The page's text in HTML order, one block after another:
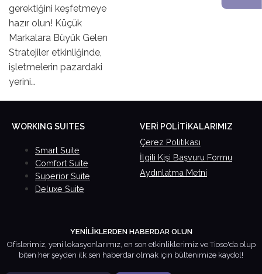
gerektiğini keşfetmeye
hazır olun! Küçük
Markalara Büyük Gelen
Stratejiler etkinliğinde,
işletmelerin pazardaki
yerini…
Smart Suite
Comfort Suite
Superior Suite
Deluxe Suite
Çerez Politikası
İlgili Kişi Başvuru Formu
Aydınlatma Metni
YENİLİKLERDEN HABERDAR OLUN
Ofislerimiz, yeni lokasyonlarımız, en son etkinliklerimiz ve Tioso'da olup
biten her şeyden ilk sen haberdar olmak için bültenimize kaydol!